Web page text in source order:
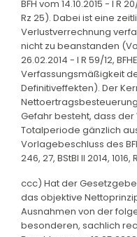
BFH vom 14.10.2015 - I R
Rz 25). Dabei ist eine
Verlustverrechnung
nicht zu beanstanden
26.02.2014 - I R 59/12,
Verfassungsmäßigkeit
Definitiveffekten). Der
Gefahr besteht, dass
Totalperiode gänzlich
Vorlagebeschluss des
246, 27, BStBl II 2014, 1016,
ccc) Hat der
das objektive
Ausnahmen von der
besonderen, sachlich